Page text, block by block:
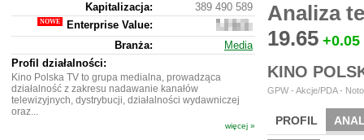
Analiza
19.65 +0.05
KINO
GPW - Akcje/PDA -
PROFIL
Kapitalizacja:
389 490 589
Enterprise Value:
713
589
Branża:
Media
Profil działalności:
Kino Polska TV to grupa medialna, prowadząca
działalność z zakresu nadawanie kanałów
telewizyjnych, dystrybucji, działalności wydawniczej
oraz...
więcej »